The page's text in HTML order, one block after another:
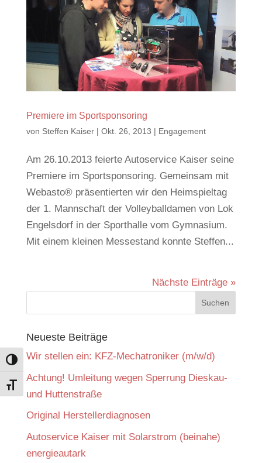
Umschalten auf hohe Kontraste
Schrift vergrößern
Premiere im Sportsponsoring
von Steffen Kaiser| Okt. 26, 2013 | Engagement
Am 26.10.2013 feierte Autoservice Kaiser seine
Premiere im Sportsponsoring. Gemeinsam mit
Webasto® präsentierten wir den Heimspieltag
der 1. Mannschaft der Volleyballdamen von Lok
Engelsdorf in der Sporthalle vom Gymnasium.
Mit einem kleinen Messestand konnte Steffen...
Nächste Einträge »
Neueste Beiträge
Wir stellen ein: KFZ-Mechatroniker (m/w/d)
Achtung! Umleitung wegen Sperrung Dieskau-
und Huttenstraße
Original Herstellerdiagnosen
Autoservice Kaiser mit Solarstrom (beinahe)
energieautark